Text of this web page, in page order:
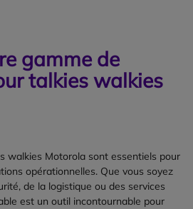
gamme de
talkies walkies
walkies Motorola sont essentiels pour
opérationnelles. Que vous soyez
de la logistique ou des services
est un outil incontournable pour